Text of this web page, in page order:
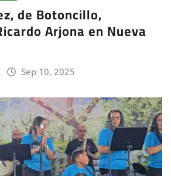
de Botoncillo,
Arjona en Nueva
Sep 10, 2025